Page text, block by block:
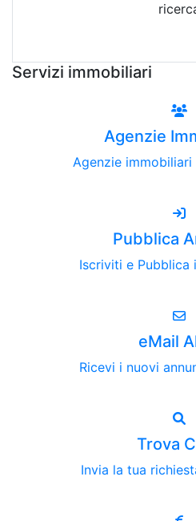
Servizi immobiliari
Agenzie
Agenzie immobiliari
Pubblica
Iscriviti e Pubblica
eMail
Ricevi i nuovi
Trova
Invia la tua